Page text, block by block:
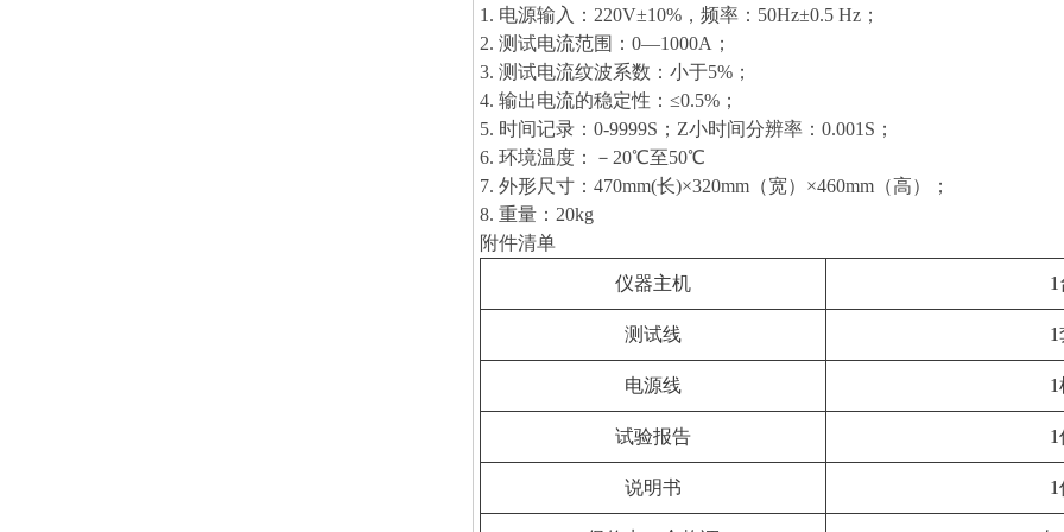
1. 电源输入：220V±10%，频率：50Hz±0.5 Hz；
2. 测试电流范围：0—1000A；
3. 测试电流纹波系数：小于5%；
4. 输出电流的稳定性：≤0.5%；
5. 时间记录：0-9999S；Z小时间分辨率：0.001S；
6. 环境温度：－20℃至50℃
7. 外形尺寸：470mm(长)×320mm（宽）×460mm（高）；
8. 重量：20kg
附件清单
仪器主机
1
测试线 1
电源线 1
试验报告 1
说明书 1